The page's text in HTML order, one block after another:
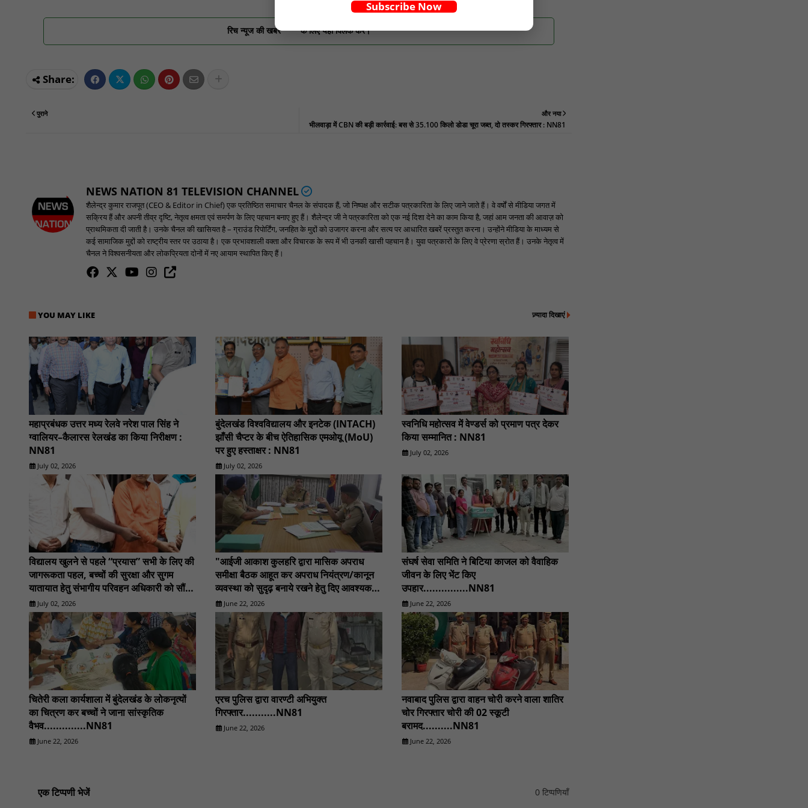
रिच न्यूज की खबरें के लिए यहां क्लिक करें।
और नया
भीलवाड़ा में CBN की बड़ी कार्रवाई: बस से 35.100 किलो डोडा चूरा जब्त, दो तस्कर गिरफ्तार : NN81
पुराने
NEWS NATION 81 TELEVISION CHANNEL
शैलेन्द्र कुमार राजपूत (CEO & Editor in Chief) एक प्रतिष्ठित समाचार चैनल के संपादक हैं, जो निष्पक्ष और सटीक पत्रकारिता के लिए जाने जाते हैं। वे वर्षों से मीडिया जगत में
सक्रिय हैं और अपनी तीव्र दृष्टि, नेतृत्व क्षमता एवं समर्पण के लिए पहचान बनाए हुए हैं। शैलेन्द्र जी ने पत्रकारिता को एक नई दिशा देने का काम किया है, जहां आम जनता की आवाज़ को
प्राथमिकता दी जाती है। उनके चैनल की खासियत है – ग्राउंड रिपोर्टिंग, जनहित के मुद्दों को उजागर करना और सत्य पर आधारित खबरें प्रस्तुत करना। उन्होंने मीडिया के माध्यम से
कई सामाजिक मुद्दों को राष्ट्रीय स्तर पर उठाया है। एक प्रभावशाली वक्ता और विचारक के रूप में भी उनकी खासी पहचान है। युवा पत्रकारों के लिए वे प्रेरणा स्रोत हैं। उनके नेतृत्व में
चैनल ने विश्वसनीयता और लोकप्रियता दोनों में नए आयाम स्थापित किए हैं।
YOU MAY LIKE ज़्यादा दिखाएं
महाप्रबंधक उत्तर मध्य रेलवे नरेश पाल सिंह ने
ग्वालियर–कैलारस रेलखंड का किया निरीक्षण :
NN81
July 02, 2026
बुंदेलखंड विश्वविद्यालय और इनटेक (INTACH)
झाँसी चैप्टर के बीच ऐतिहासिक एमओयू (MoU)
पर हुए हस्ताक्षर : NN81
July 02, 2026
स्वनिधि महोत्सव में वेण्डर्स को प्रमाण पत्र देकर
किया सम्मानित : NN81
July 02, 2026
विद्यालय खुलने से पहले “प्रयास” सभी के लिए की
जागरूकता पहल, बच्चों की सुरक्षा और सुगम
यातायात हेतु संभागीय परिवहन अधिकारी को सौंपा
सुझाव-पत्र : NN81
July 02, 2026
"आईजी आकाश कुलहरि द्वारा मासिक अपराध
समीक्षा बैठक आहूत कर अपराध नियंत्रण/कानून
व्यवस्था को सुदृढ़ बनाये रखने हेतु दिए आवश्यक
दिशा निर्देश".,...................NN81
June 22, 2026
संघर्ष सेवा समिति ने बिटिया काजल को वैवाहिक
जीवन के लिए भेंट किए
उपहार...............NN81
June 22, 2026
चितेरी कला कार्यशाला में बुंदेलखंड के लोकनृत्यों
का चित्रण कर बच्चों ने जाना सांस्कृतिक
वैभव..............NN81
June 22, 2026
एरच पुलिस द्वारा वारण्टी अभियुक्त
गिरफ्तार...........NN81
June 22, 2026
नवाबाद पुलिस द्वारा वाहन चोरी करने वाला शातिर
चोर गिरफ्तार चोरी की 02 स्कूटी
बरामद..........NN81
June 22, 2026
एक टिप्पणी भेजें 0 टिप्पणियाँ
Subscribe Now